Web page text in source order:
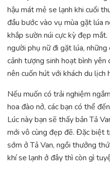
hậu mát mẻ se lạnh khi cuối
đầu bước vào vụ mùa gặt lúa
khắp sườn núi cực kỳ đẹp
người phụ nữ đi gặt lúa,
cảnh tượng sinh hoạt bình
nên cuốn hút với khách du lịch
Nếu muốn có trải nghiệm
hoa đào nở, các bạn có thể
Lúc này bạn sẽ thấy bản Tả
mới vô cùng đẹp đẽ. Đặc biệt
sớm ở Tả Van, ngồi thưởng
khí se lạnh ở đây thì còn gì